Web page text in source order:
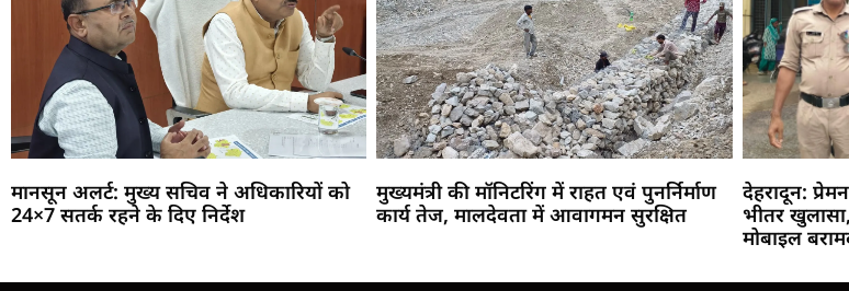
मानसून अलर्ट: मुख्य सचिव ने अधिकारियों को
24×7 सतर्क रहने के दिए निर्देश
मुख्यमंत्री की मॉनिटरिंग में राहत एवं पुनर्निर्माण
कार्य तेज, मालदेवता में आवागमन सुरक्षित
देहरादून:
भीतर
मोबाइल